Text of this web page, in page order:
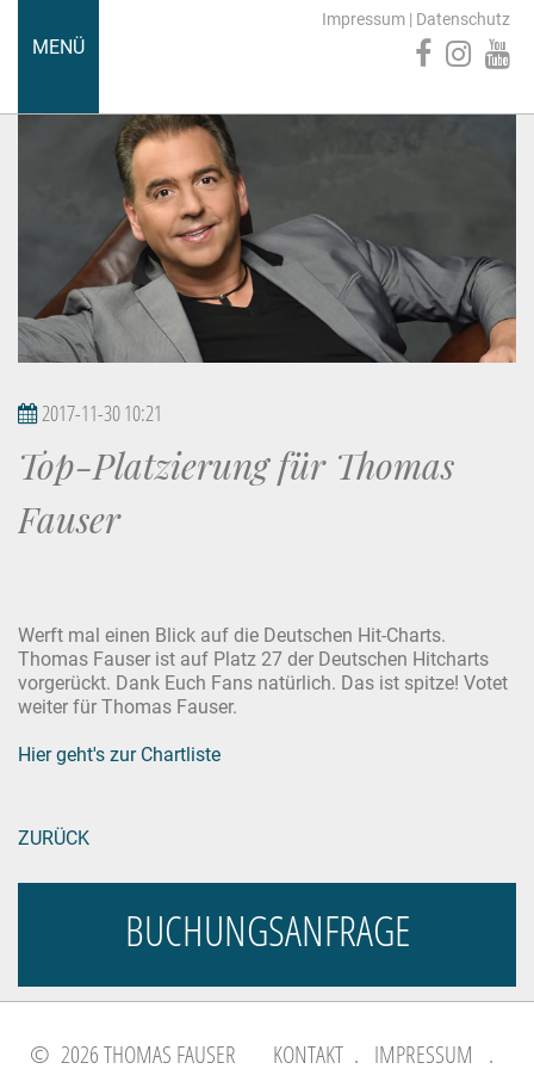
MENÜ
Impressum | Datenschutz
2017-11-30 10:21
Top-Platzierung für Thomas
Fauser
Werft mal einen Blick auf die Deutschen Hit-Charts.
Thomas Fauser ist auf Platz 27 der Deutschen Hitcharts
vorgerückt. Dank Euch Fans natürlich. Das ist spitze! Votet
weiter für Thomas Fauser.
Hier geht's zur Chartliste
ZURÜCK
BUCHUNGSANFRAGE
© 2026 THOMAS FAUSER KONTAKT . IMPRESSUM .